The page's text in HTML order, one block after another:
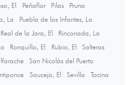
El Peñaflor Pilas
Pruna
La
Puebla de los Infantes, La
Real de la Jara, El
Rinconada, La
Ronquillo, El Rubio, El
Salteras
San Nicolás del Puerto
Saucejo, El Sevilla
Tocina